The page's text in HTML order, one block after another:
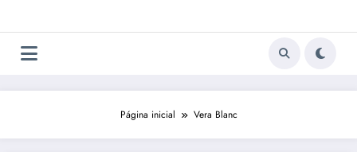
Página inicial Vera Blanc